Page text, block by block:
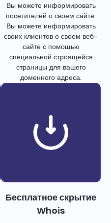
Вы можете информировать
посетителей о своем сайте.
Вы можете информировать
своих клиентов о своем веб-
сайте с помощью
специальной строящейся
страницы для вашего
доменного адреса.
Бесплатное скрытие
Whois